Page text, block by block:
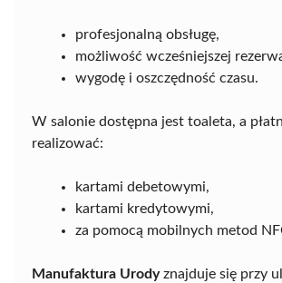
profesjonalną obsługę,
możliwość wcześniejszej
wygodę i oszczędność czasu.
W salonie dostępna jest toaleta, a
realizować:
kartami debetowymi,
kartami kredytowymi,
za pomocą mobilnych metod
Manufaktura Urodyznajduje się przy